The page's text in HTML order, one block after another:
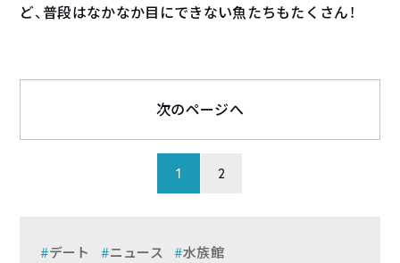
ど、普段はなかなか目にできない魚たちもたくさん！
1 2
次のページへ
デート ニュース 水族館